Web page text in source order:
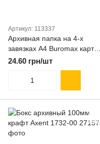
Артикул: 113337
Архивная папка на 4-х
завязках A4 Buromax картон
0. 35. клеен.клапан BM.3361
24.60 грн/шт